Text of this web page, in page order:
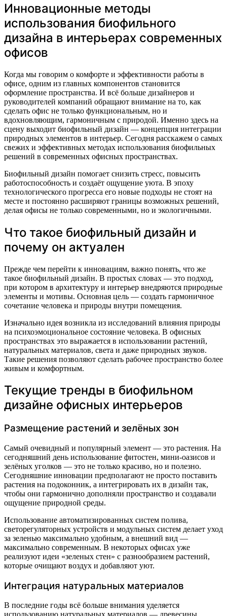
Инновационные методы
использования биофильного
дизайна в интерьерах современных
офисов
Когда мы говорим о комфорте и эффективности работы в
офисе, одним из главных компонентов становится
оформление пространства. И всё больше дизайнеров и
руководителей компаний обращают внимание на то, как
сделать офис не только функциональным, но и
вдохновляющим, гармоничным с природой. Именно здесь на
сцену выходит биофильный дизайн — концепция интеграции
природных элементов в интерьер. Сегодня расскажем о самых
свежих и эффективных методах использования биофильных
решений в современных офисных пространствах.
Биофильный дизайн помогает снизить стресс, повысить
работоспособность и создаёт ощущение уюта. В эпоху
технологического прогресса его новые подходы не стоят на
месте и постоянно расширяют границы возможных решений,
делая офисы не только современными, но и экологичными.
Что такое биофильный дизайн и
почему он актуален
Прежде чем перейти к инновациям, важно понять, что же
такое биофильный дизайн. В простых словах — это подход,
при котором в архитектуру и интерьер внедряются природные
элементы и мотивы. Основная цель — создать гармоничное
сочетание человека и природы внутри помещения.
Изначально идея возникла из исследований влияния природы
на психоэмоциональное состояние человека. В офисных
пространствах это выражается в использовании растений,
натуральных материалов, света и даже природных звуков.
Такие решения позволяют сделать рабочее пространство более
живым и комфортным.
Текущие тренды в биофильном
дизайне офисных интерьеров
Размещение растений и зелёных зон
Самый очевидный и популярный элемент — это растения. На
сегодняшний день использование фитостен, мини-оазисов и
зелёных уголков — это не только красиво, но и полезно.
Сегодняшние инновации предполагают не просто поставить
растения на подоконник, а интегрировать их в дизайн так,
чтобы они гармонично дополняли пространство и создавали
ощущение природной среды.
Использование автоматизированных систем полива,
светорегуляторных устройств и модульных систем делает уход
за зеленью максимально удобным, а внешний вид —
максимально современным. В некоторых офисах уже
реализуют идеи «зеленых стен» с разнообразием растений,
которые очищают воздух и добавляют уют.
Интеграция натуральных материалов
В последние годы всё больше внимания уделяется